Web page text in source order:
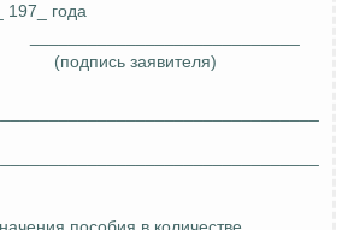
197_ года
(подпись заявителя)